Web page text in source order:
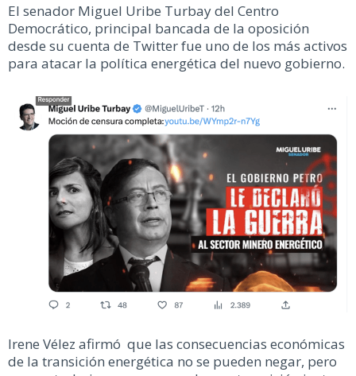
El senador Miguel Uribe Turbay del Centro
Democrático, principal bancada de la oposición
desde su cuenta de Twitter fue uno de los más activos
para atacar la política energética del nuevo gobierno.
Irene Vélez afirmó que las consecuencias económicas
de la transición energética no se pueden negar, pero